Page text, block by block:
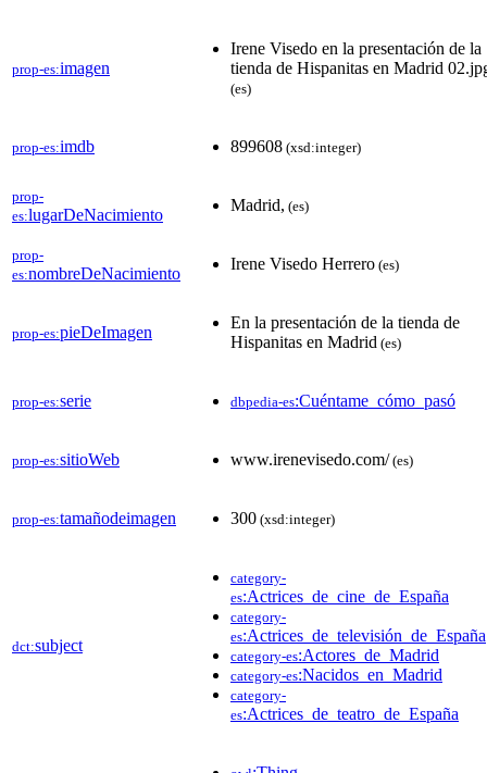
prop-es:imagen
Irene Visedo en la presentación de la
tienda de Hispanitas en Madrid
(es)
prop-es:imdb 899608 (xsd:integer)
prop-
es:lugarDeNacimiento
Madrid, (es)
prop-
es:nombreDeNacimiento
Irene Visedo Herrero (es)
prop-es:pieDeImagen
En la presentación de la tienda de
Hispanitas en Madrid (es)
prop-es:serie dbpedia-es:Cuéntame_cómo_pasó
prop-es:sitioWeb www.irenevisedo.com/ (es)
prop-es:tamañodeimagen 300 (xsd:integer)
dct:subject
category-
es:Actrices_de_cine_de_España
category-
es:Actrices_de_televisión_de_España
category-es:Actores_de_Madrid
category-es:Nacidos_en_Madrid
category-
es:Actrices_de_teatro_de_España